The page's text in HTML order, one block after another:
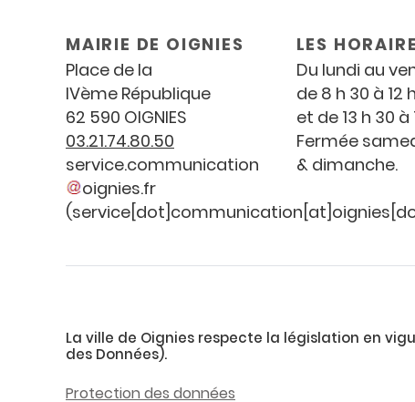
horaires
MAIRIE DE OIGNIES
Place de la
IVème République
62 590 OIGNIES
03.21.74.80.50
service.communication
oignies.fr
LES
Du lundi au
de 8 h 30 à 12 h
et de 13 h 30 à
Fermée
& dimanche.
La ville de Oignies respecte la législation en
des Données).
Protection des données